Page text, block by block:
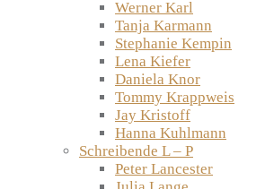
Werner Karl
Tanja Karmann
Stephanie Kempin
Lena Kiefer
Daniela Knor
Tommy Krappweis
Jay Kristoff
Hanna Kuhlmann
Schreibende L – P
Peter Lancester